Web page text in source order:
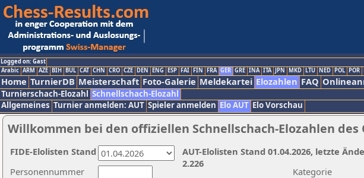
Logged on: Gast
Arabic ARM AZE BIH BUL CAT CHN CRO CZE DEN ENG ESP FAI FIN FRA GER GRE INA ITA JPN MKD LTU NED POL POR
Home TurnierDB Meisterschaft Foto-Galerie Meldekartei Elozahlen FAQ
Turnierschach-Elozahl Schnellschach-Elozahl
Allgemeines Turnier anmelden: AUT Spieler anmelden Elo AUT Elo Vorschau
Willkommen bei den offiziellen Schnellschach-Elozahlen des
Kategorie
Personennummer
AUT-Elolisten Stand 01.04.2026, letzte
2.226
FIDE-Elolisten Stand